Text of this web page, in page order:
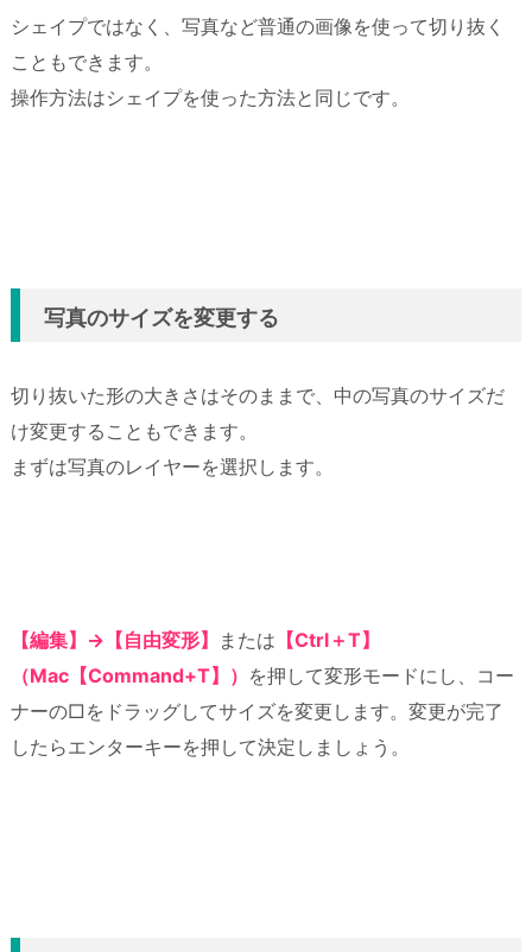
シェイプではなく、写真など普通の画像を使って切り抜く
こともできます。
操作方法はシェイプを使った方法と同じです。
写真のサイズを変更する
切り抜いた形の大きさはそのままで、中の写真のサイズだ
け変更することもできます。
まずは写真のレイヤーを選択します。
【編集】→【自由変形】 または 【Ctrl＋T】
（Mac【Command+T】） を押して変形モードにし、コー
ナーの□をドラッグしてサイズを変更します。変更が完了
したらエンターキーを押して決定しましょう。